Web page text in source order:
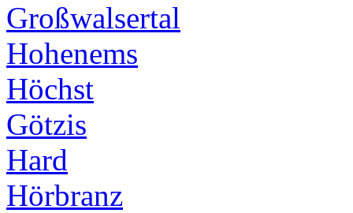
Großwalsertal
Hohenems
Höchst
Götzis
Hard
Hörbranz